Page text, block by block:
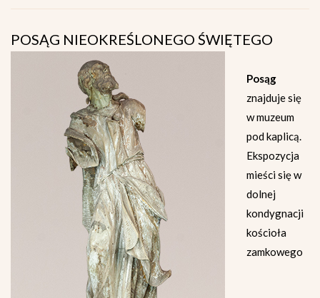
POSĄG NIEOKREŚLONEGO ŚWIĘTEGO
Posąg
znajduje się
w muzeum
pod kaplicą.
Ekspozycja
mieści się w
dolnej
kondygnacji
kościoła
zamkowego